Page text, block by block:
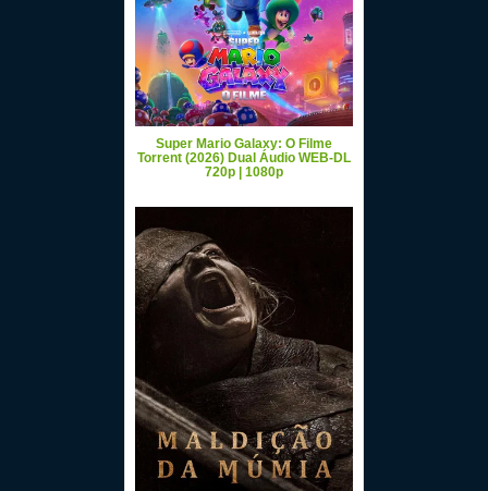
Super Mario Galaxy: O Filme
Torrent (2026) Dual Áudio WEB-DL
720p | 1080p